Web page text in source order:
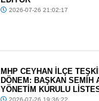
2026-07-26 21:02:17
MHP CEYHAN İLÇE
DÖNEM: BAŞKAN SEMİH
YÖNETİM KURULU
2026-07-26 19:36:22